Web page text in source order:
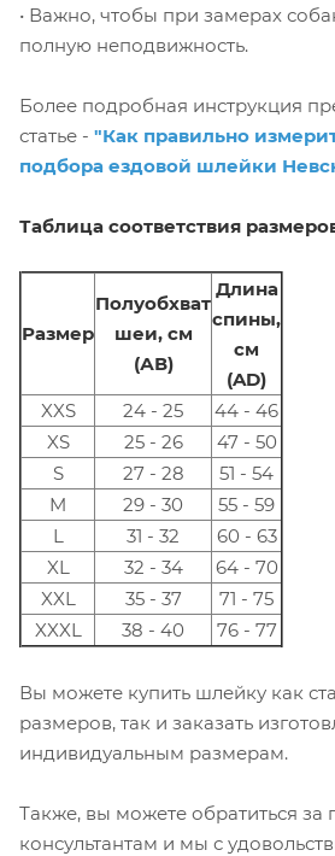
• Важно, чтобы при замерах
полную неподвижность.
Более подробная инструкция
статье - "Как правильно
подбора ездовой шлейки
Таблица соответствия
Размер
Полуобхват
шеи, см
(АВ)
Длина
спины,
см
(AD)
XXS
24 - 25
44 - 46
XS
25 - 26
47 - 50
S
27 - 28
51 - 54
M
29 - 30
55 - 59
L
31 - 32
60 - 63
XL
32 - 34
64 - 70
XXL
35 - 37
71 - 75
XXXL
38 - 40 76 - 77
Вы можете купить шлейку как
размеров, так и заказать
индивидуальным размерам.
Также, вы можете обратиться
консультантам и мы с